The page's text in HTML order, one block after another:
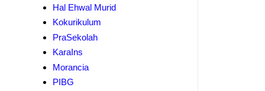
Hal Ehwal Murid
Kokurikulum
PraSekolah
KaraIns
Morancia
PIBG